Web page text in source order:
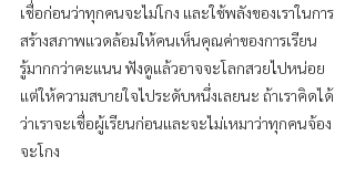
เชื่อก่อนว่าทุกคนจะไม่โกง และใช้พลังของเราในการ
สร้างสภาพแวดล้อมให้คนเห็นคุณค่าของการเรียน
รู้มากกว่าคะแนน ฟังดูแล้วอาจจะโลกสวยไปหน่อย
แต่ให้ความสบายใจไประดับหนึ่งเลยนะ ถ้าเราคิดได้
ว่าเราจะเชื่อผู้เรียนก่อนและจะไม่เหมาว่าทุกคนจ้อง
จะโกง